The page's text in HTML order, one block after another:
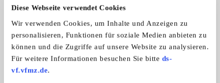
Diese Webseite verwendet Cookies
Wir verwenden Cookies, um Inhalte und Anzeigen zu
personalisieren, Funktionen für soziale Medien anbieten zu
können und die Zugriffe auf unsere Website zu analysieren.
Für weitere Informationen besuchen Sie bitte ds-
vf.vfmz.de.
Citroën
2 CV Club Heilbronn